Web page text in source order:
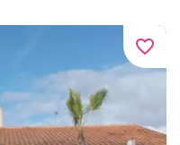
favorite_border